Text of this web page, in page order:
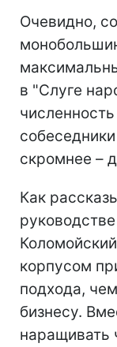
Очевидно,
в "Слуге
скромнее –
Как
корпусом
подхода,
бизнесу.
наращивать